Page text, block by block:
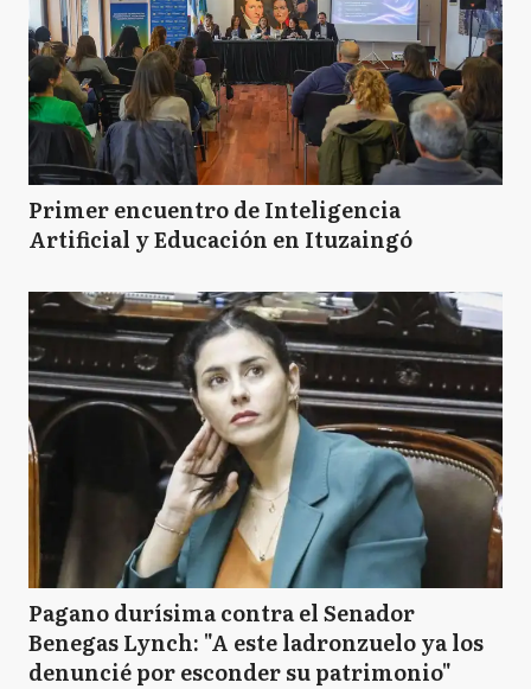
Primer encuentro de Inteligencia
Artificial y Educación en Ituzaingó
Pagano durísima contra el Senador
Benegas Lynch: "A este ladronzuelo ya los
denuncié por esconder su patrimonio"